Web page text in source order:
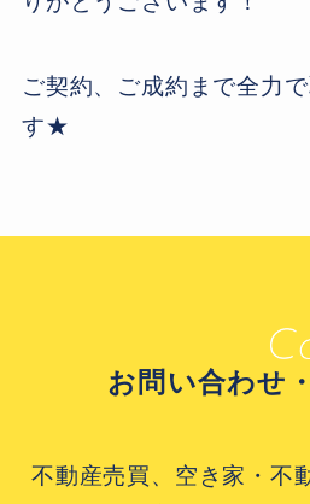
ご契約、ご成約まで全力
す★
お問い合わせ
不動産売買、空き家・不